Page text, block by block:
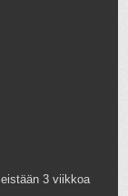
3 viikkoa